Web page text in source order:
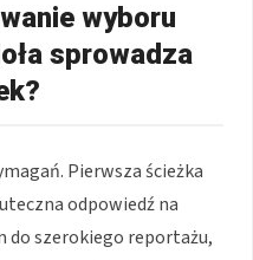
wyboru
sprowadza
Pierwsza ścieżka
odpowiedź na
do szerokiego reportażu,